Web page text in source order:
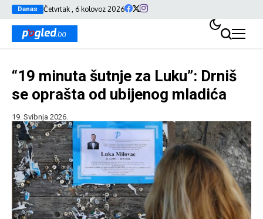
Danas Četvrtak , 6 kolovoz 2026
“19 minuta šutnje za Luku”: Drniš
se oprašta od ubijenog mladića
19. Svibnja 2026.